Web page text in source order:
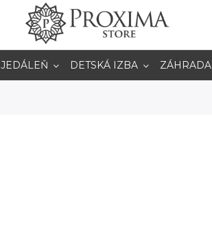
JEDÁLEŇ DETSKÁ IZBA ZÁHRADA